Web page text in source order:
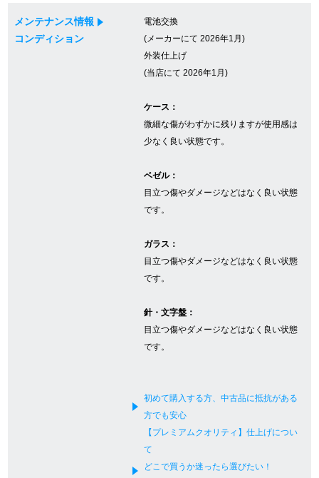
GINZA RASINについて
店舗情報
大阪心斎橋店
GINZA RASIN公式ブログ
買取ブログ
メンテナンス情報
コンディション
電池交換
(メーカーにて 2026年1月)
外装仕上げ
(当店にて 2026年1月)
ケース：
微細な傷がわずかに残りますが使用感は
少なく良い状態です。
ベゼル：
目立つ傷やダメージなどはなく良い状態
です。
ガラス：
目立つ傷やダメージなどはなく良い状態
です。
針・文字盤：
目立つ傷やダメージなどはなく良い状態
です。
初めて購入する方、中古品に抵抗がある
方でも安心
【プレミアムクオリティ】仕上げについ
て
どこで買うか迷ったら選びたい！